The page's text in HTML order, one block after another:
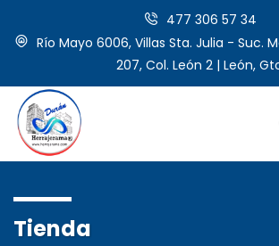
477 306 57 34
Río Mayo 6006, Villas Sta. Julia - Suc.
207, Col. León 2 | León,
Tienda